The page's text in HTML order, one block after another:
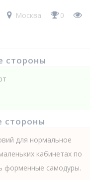
Москва
0
стороны
стороны
для нормальное
кабинетах по
форменные самодуры.